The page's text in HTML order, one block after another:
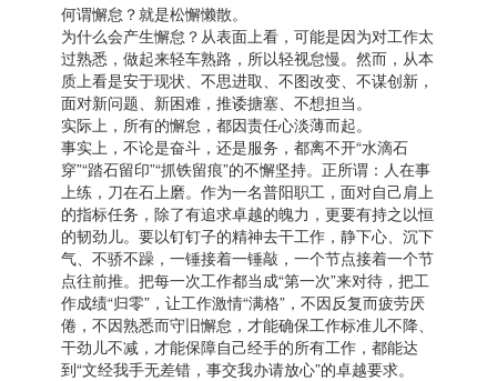
何谓懈怠？就是松懈懒散。
为什么会产生懈怠？从表面上看，可能是因为对工作太
过熟悉，做起来轻车熟路，所以轻视怠慢。然而，从本
质上看是安于现状、不思进取、不图改变、不谋创新，
面对新问题、新困难，推诿搪塞、不想担当。
实际上，所有的懈怠，都因责任心淡薄而起。
事实上，不论是奋斗，还是服务，都离不开“水滴石
穿”“踏石留印”“抓铁留痕”的不懈坚持。正所谓：人在事
上练，刀在石上磨。作为一名普阳职工，面对自己肩上
的指标任务，除了有追求卓越的魄力，更要有持之以恒
的韧劲儿。要以钉钉子的精神去干工作，静下心、沉下
气、不骄不躁，一锤接着一锤敲，一个节点接着一个节
点往前推。把每一次工作都当成“第一次”来对待，把工
作成绩“归零”，让工作激情“满格”，不因反复而疲劳厌
倦，不因熟悉而守旧懈怠，才能确保工作标准儿不降、
干劲儿不减，才能保障自己经手的所有工作，都能达
到“文经我手无差错，事交我办请放心”的卓越要求。